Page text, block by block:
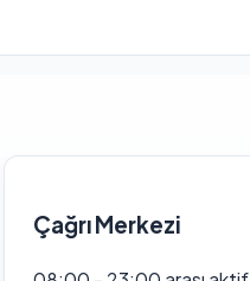
Çağrı Merkezi